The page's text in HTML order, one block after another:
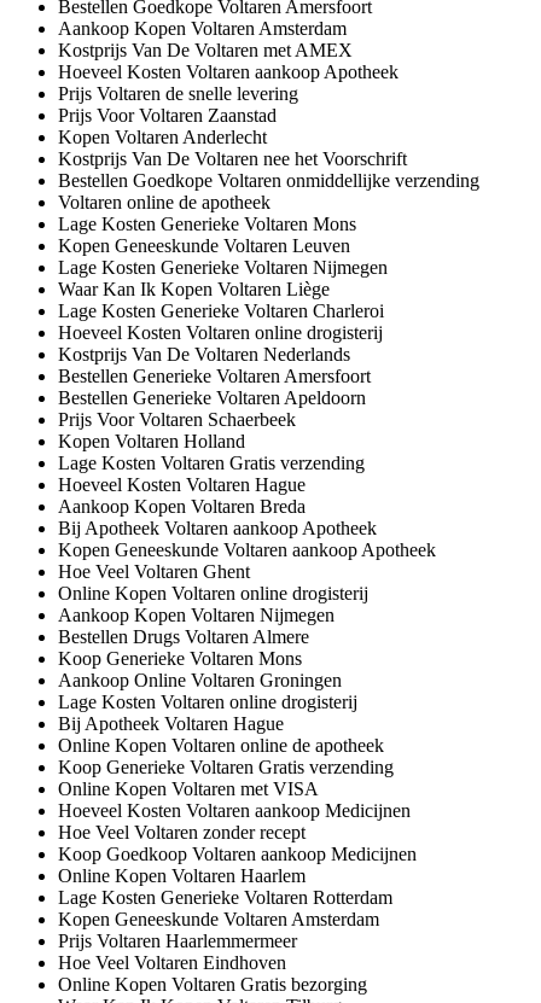
Bestellen Goedkope Voltaren Amersfoort
Aankoop Kopen Voltaren Amsterdam
Kostprijs Van De Voltaren met AMEX
Hoeveel Kosten Voltaren aankoop Apotheek
Prijs Voltaren de snelle levering
Prijs Voor Voltaren Zaanstad
Kopen Voltaren Anderlecht
Kostprijs Van De Voltaren nee het Voorschrift
Bestellen Goedkope Voltaren onmiddellijke verzending
Voltaren online de apotheek
Lage Kosten Generieke Voltaren Mons
Kopen Geneeskunde Voltaren Leuven
Lage Kosten Generieke Voltaren Nijmegen
Waar Kan Ik Kopen Voltaren Liège
Lage Kosten Generieke Voltaren Charleroi
Hoeveel Kosten Voltaren online drogisterij
Kostprijs Van De Voltaren Nederlands
Bestellen Generieke Voltaren Amersfoort
Bestellen Generieke Voltaren Apeldoorn
Prijs Voor Voltaren Schaerbeek
Kopen Voltaren Holland
Lage Kosten Voltaren Gratis verzending
Hoeveel Kosten Voltaren Hague
Aankoop Kopen Voltaren Breda
Bij Apotheek Voltaren aankoop Apotheek
Kopen Geneeskunde Voltaren aankoop Apotheek
Hoe Veel Voltaren Ghent
Online Kopen Voltaren online drogisterij
Aankoop Kopen Voltaren Nijmegen
Bestellen Drugs Voltaren Almere
Koop Generieke Voltaren Mons
Aankoop Online Voltaren Groningen
Lage Kosten Voltaren online drogisterij
Bij Apotheek Voltaren Hague
Online Kopen Voltaren online de apotheek
Koop Generieke Voltaren Gratis verzending
Online Kopen Voltaren met VISA
Hoeveel Kosten Voltaren aankoop Medicijnen
Hoe Veel Voltaren zonder recept
Koop Goedkoop Voltaren aankoop Medicijnen
Online Kopen Voltaren Haarlem
Lage Kosten Generieke Voltaren Rotterdam
Kopen Geneeskunde Voltaren Amsterdam
Prijs Voltaren Haarlemmermeer
Hoe Veel Voltaren Eindhoven
Online Kopen Voltaren Gratis bezorging